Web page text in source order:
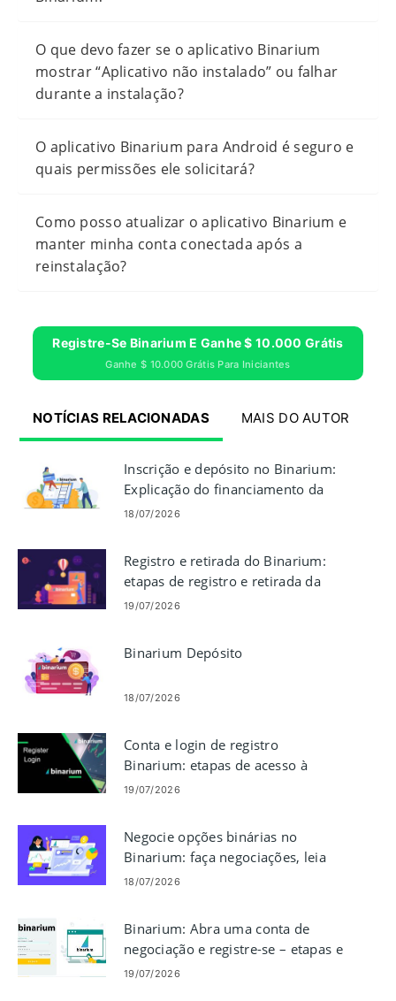
O que devo fazer se o aplicativo Binarium
mostrar “Aplicativo não instalado” ou falhar
durante a instalação?
O aplicativo Binarium para Android é seguro e
quais permissões ele solicitará?
Como posso atualizar o aplicativo Binarium e
manter minha conta conectada após a
reinstalação?
Registre-Se Binarium E Ganhe $ 10.000 Grátis
Ganhe $ 10.000 Grátis Para Iniciantes
NOTÍCIAS RELACIONADAS MAIS DO AUTOR
Inscrição e depósito no Binarium:
Explicação do financiamento da
sua conta
18/07/2026
Registro e retirada do Binarium:
etapas de registro e retirada da
conta
19/07/2026
Binarium Depósito
18/07/2026
Conta e login de registro
Binarium: etapas de acesso à
conta
19/07/2026
Negocie opções binárias no
Binarium: faça negociações, leia
gráficos, gerencie riscos
18/07/2026
Binarium: Abra uma conta de
negociação e registre-se – etapas e
requisitos
19/07/2026